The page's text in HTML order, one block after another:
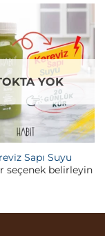
YOK
Sapı Suyu
seçenek belirleyin